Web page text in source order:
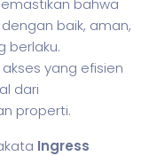
bahwa
baik, aman,
berlaku.
yang efisien
dari
properti.
Ingress